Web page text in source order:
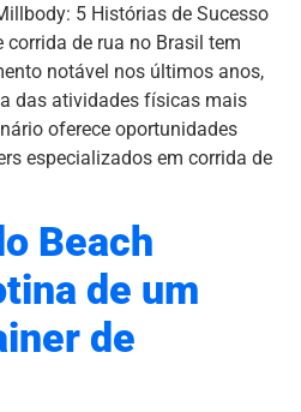
5 Histórias de Sucesso
corrida de rua no Brasil tem
notável nos últimos anos,
das atividades físicas mais
oferece oportunidades
especializados em corrida de
Beach
de um
de